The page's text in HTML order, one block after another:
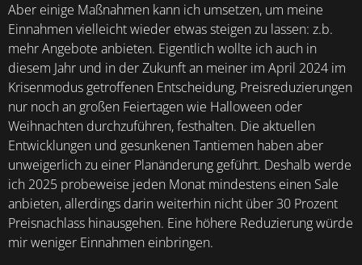
Aber einige Maßnahmen kann ich umsetzen, um meine
Einnahmen vielleicht wieder etwas steigen zu lassen: z.b.
mehr Angebote anbieten. Eigentlich wollte ich auch in
diesem Jahr und in der Zukunft an meiner im April 2024 im
Krisenmodus getroffenen Entscheidung, Preisreduzierungen
nur noch an großen Feiertagen wie Halloween oder
Weihnachten durchzuführen, festhalten. Die aktuellen
Entwicklungen und gesunkenen Tantiemen haben aber
unweigerlich zu einer Planänderung geführt. Deshalb werde
ich 2025 probeweise jeden Monat mindestens einen Sale
anbieten, allerdings darin weiterhin nicht über 30 Prozent
Preisnachlass hinausgehen. Eine höhere Reduzierung würde
mir weniger Einnahmen einbringen.